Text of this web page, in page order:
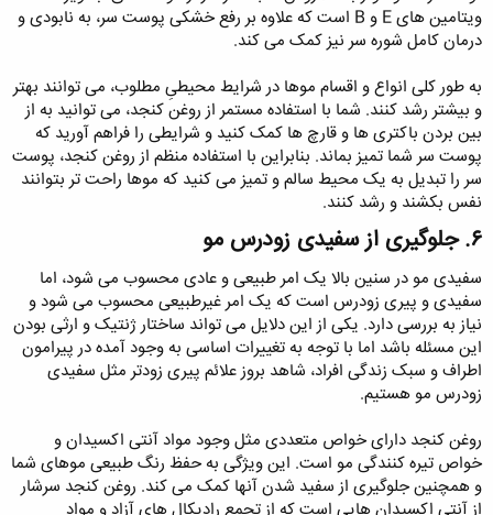
ویتامین های E و B است که علاوه بر رفع خشکی پوست سر، به نابودی و
درمان کامل شوره سر نیز کمک می کند.
به طور کلی انواع و اقسام موها در شرایط محیطیِ مطلوب، می توانند بهتر
و بیشتر رشد کنند. شما با استفاده مستمر از روغن کنجد، می توانید به از
بین بردن باکتری ها و قارچ ها کمک کنید و شرایطی را فراهم آورید که
پوست سر شما تمیز بماند. بنابراین با استفاده منظم از روغن کنجد، پوست
سر را تبدیل به یک محیط سالم و تمیز می کنید که موها راحت تر بتوانند
نفس بکشند و رشد کنند.
۶. جلوگیری از سفیدی زودرس مو​
سفیدی مو در سنین بالا یک امر طبیعی و عادی محسوب می شود، اما
سفیدی و پیری زودرس است که یک امر غیرطبیعی محسوب می شود و
نیاز به بررسی دارد. یکی از این دلایل می تواند ساختار ژنتیک و ارثی بودن
این مسئله باشد اما با توجه به تغییرات اساسی به وجود آمده در پیرامون
اطراف و سبک زندگی افراد، شاهد بروز علائم پیری زودتر مثل سفیدی
زودرس مو هستیم.
روغن کنجد دارای خواص متعددی مثل وجود مواد آنتی اکسیدان و
خواص تیره کنندگی مو است. این ویژگی به حفظ رنگ طبیعی موهای شما
و همچنین جلوگیری از سفید شدن آنها کمک می کند. روغن کنجد سرشار